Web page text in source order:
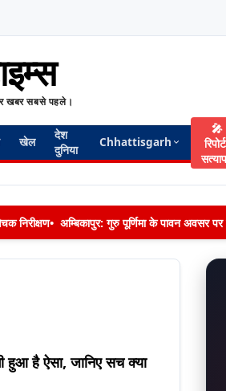
खबर सबसे पहले।
खेल
देश
दुनिया
Chhattisgarh
🎤
निरीक्षण• अम्बिकापुर: गुरु पूर्णिमा के पावन अवसर
हुआ है ऐसा, जानिए सच क्या